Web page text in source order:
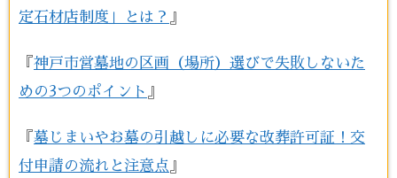
定石材店制度」とは？ 』
『 神戸市営墓地の区画（場所）選びで失敗しないた
めの3つのポイント 』
『 墓じまいやお墓の引越しに必要な改葬許可証！交
付申請の流れと注意点』